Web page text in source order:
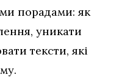
порадами: як
уникати
тексти, які